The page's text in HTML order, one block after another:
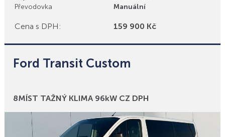
Převodovka
Manuální
Cena s DPH: 159 900 Kč
Ford Transit Custom
Bonusy
8MÍST TAŽNÝ KLIMA 96kW CZ DPH